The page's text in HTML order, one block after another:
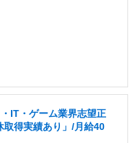
IT・ゲーム業界志望正
取得実績あり」/月給40